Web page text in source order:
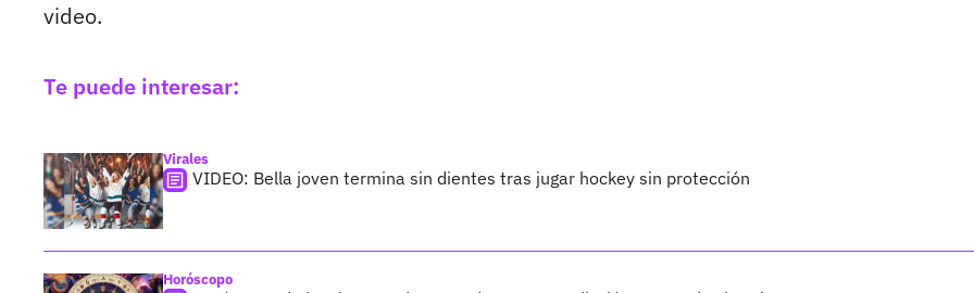
video.
Te puede interesar:
Virales
VIDEO: Bella joven termina sin dientes tras jugar hockey sin protección
Horóscopo